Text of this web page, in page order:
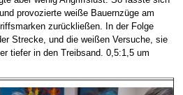
provozierte weiße Bauernzüge am
zurückließen. In der Folge
Strecke, und die weißen Versuche, sie
tiefer in den Treibsand. 0,5:1,5 um